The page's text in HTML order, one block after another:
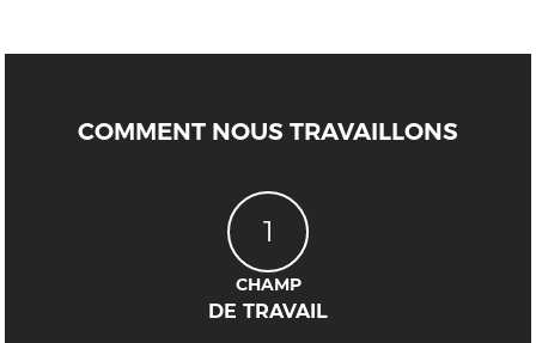
COMMENT NOUS TRAVAILLONS
1
CHAMP
DE TRAVAIL